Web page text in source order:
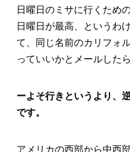
日曜日のミサに行くため
日曜日が最高、というわ
て、同じ名前のカリフォ
っていいかとメールした
ーよそ行きというより、
です。
アメリカの西部から中西